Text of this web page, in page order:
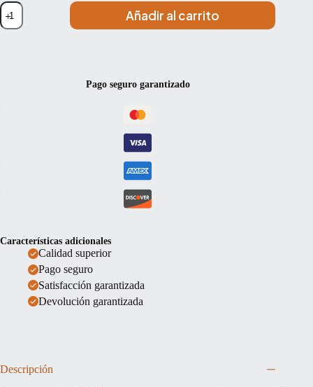
Set
de
cuerdas
Añadir al carrito
Pago seguro garantizado
Características adicionales
Calidad superior
Pago seguro
Satisfacción garantizada
Devolución garantizada
Descripción